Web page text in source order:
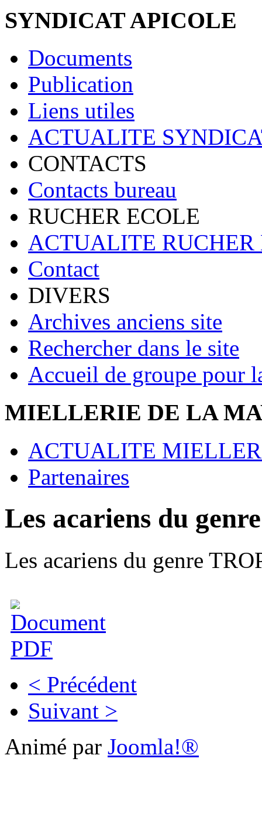
SYNDICAT APICOLE
Documents
Publication
Liens utiles
ACTUALITE
CONTACTS
Contacts bureau
RUCHER ECOLE
ACTUALITE RUCHER
Contact
DIVERS
Archives anciens site
Rechercher dans le site
Accueil de groupe pour
MIELLERIE DE LA
ACTUALITE
Partenaires
Les acariens du
Les acariens du genre
< Précédent
Suivant >
Animé par Joomla!®